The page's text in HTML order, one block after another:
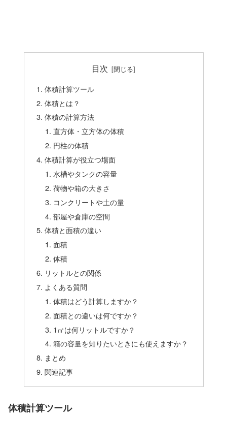
目次
体積計算ツール
体積とは？
体積の計算方法
直方体・立方体の体積
円柱の体積
体積計算が役立つ場面
水槽やタンクの容量
荷物や箱の大きさ
コンクリートや土の量
部屋や倉庫の空間
体積と面積の違い
面積
体積
リットルとの関係
よくある質問
体積はどう計算しますか？
面積との違いは何ですか？
1㎥は何リットルですか？
箱の容量を知りたいときにも使えますか？
まとめ
関連記事
体積計算ツール